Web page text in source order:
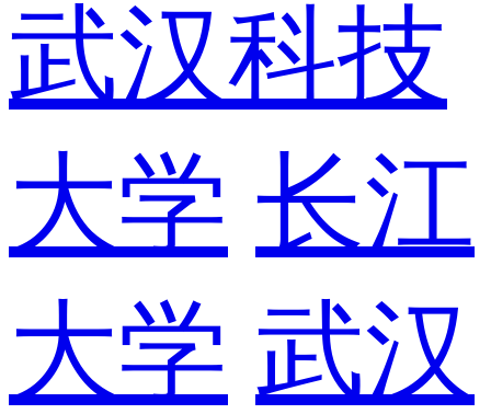
武汉科技
大学 长江
大学 武汉